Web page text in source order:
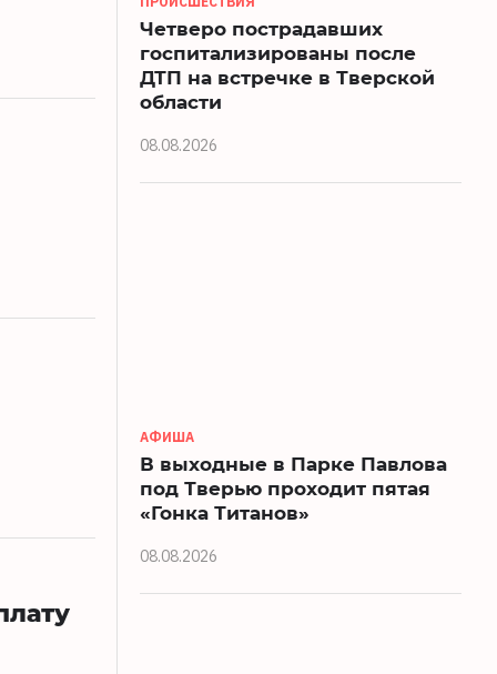
Четверо пострадавших
госпитализированы после
ДТП на встречке в Тверской
области
08.08.2026
АФИША
В выходные в Парке Павлова
под Тверью проходит пятая
«Гонка Титанов»
08.08.2026